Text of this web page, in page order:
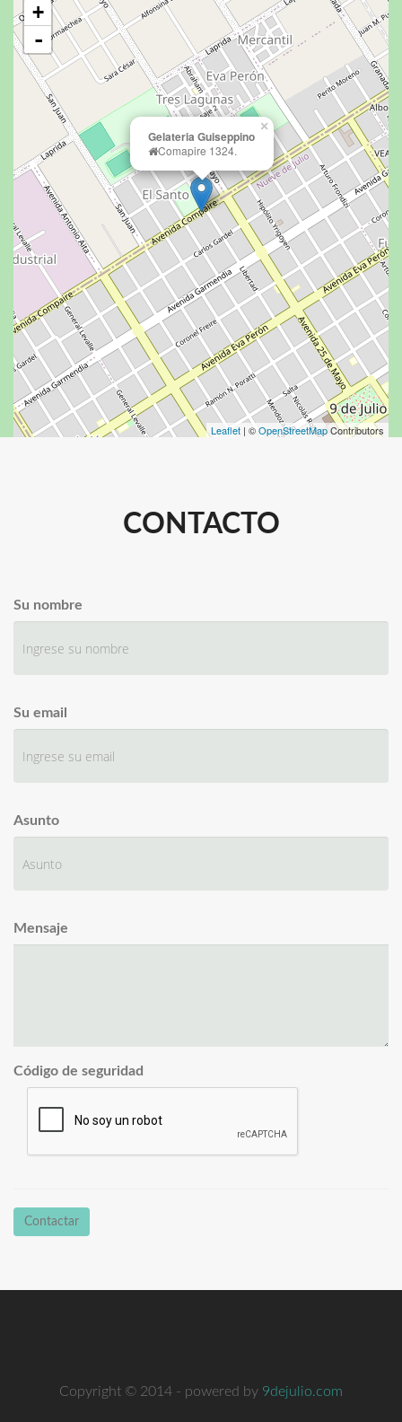
×
Gelateria Guiseppino
Comapire 1324.
+
-
Leaflet | ©OpenStreetMapContributors
CONTACTO
Su nombre
Su email
Asunto
Mensaje
Código de seguridad
Contactar
Copyright © 2014 - powered by 9dejulio.com